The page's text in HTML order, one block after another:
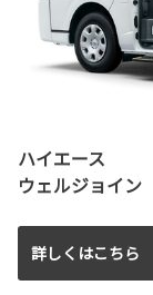
ハイエース
ウェルジョイン
詳しくはこちら